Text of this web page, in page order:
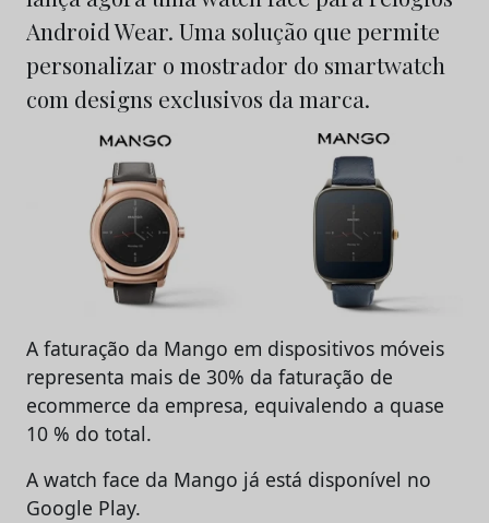
Android Wear. Uma solução que permite
personalizar o mostrador do smartwatch
com designs exclusivos da marca.
A faturação da Mango em dispositivos móveis
representa mais de 30% da faturação de
ecommerce da empresa, equivalendo a quase
10 % do total.
A watch face da Mango já está disponível no
Google Play.